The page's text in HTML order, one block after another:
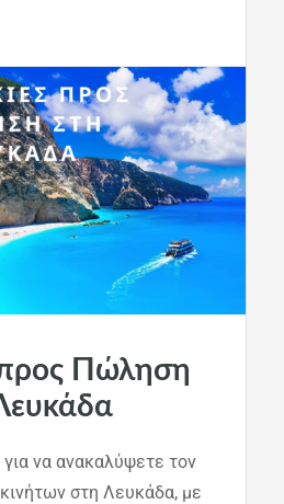
προς Πώληση
για να ανακαλύψετε τον
στη Λευκάδα, με